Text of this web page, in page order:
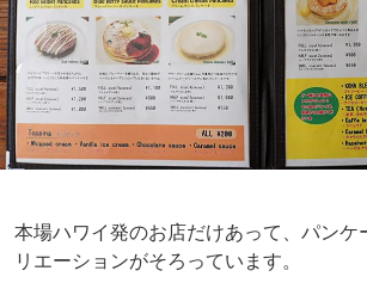
本場ハワイ発のお店だけあって、パンケ
リエーションがそろっています。